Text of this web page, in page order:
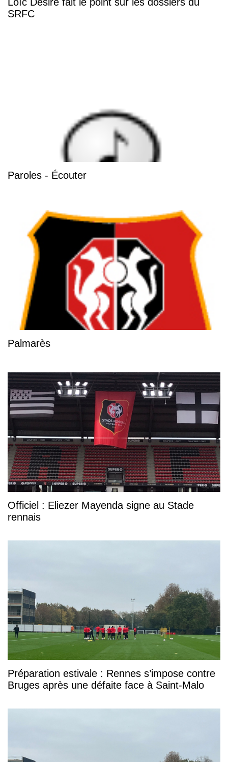
SRFC
Paroles - Écouter
Palmarès
Officiel : Eliezer Mayenda signe au Stade
rennais
Préparation estivale : Rennes s’impose contre
Bruges après une défaite face à Saint-Malo